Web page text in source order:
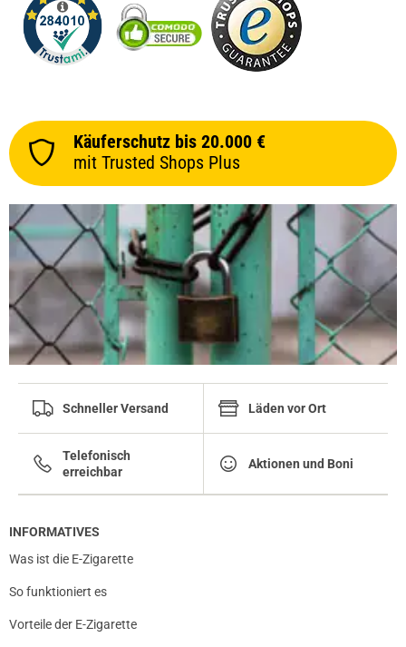
Käuferschutz bis 20.000 €
mit Trusted Shops Plus
Schneller Versand Läden vor Ort
Telefonisch
erreichbar
Aktionen und Boni
INFORMATIVES
Was ist die E-Zigarette
So funktioniert es
Vorteile der E-Zigarette